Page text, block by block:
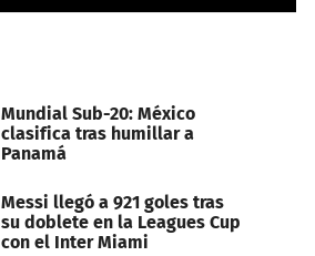
Mundial Sub-20: México
clasifica tras humillar a
Panamá
Messi llegó a 921 goles tras
su doblete en la Leagues Cup
con el Inter Miami